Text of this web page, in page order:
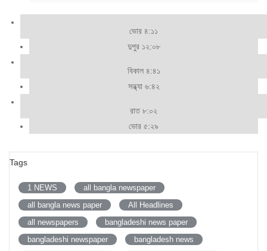
ভোর ৪:১১
দুপুর ১২:০৮
বিকাল ৪:৪১
সন্ধ্যা ৬:৪২
রাত ৮:০২
ভোর ৫:২৯
Tags
1 NEWS
all bangla newspaper
all bangla news paper
All Headlines
all newspapers
bangladeshi news paper
bangladeshi newspaper
bangladesh news